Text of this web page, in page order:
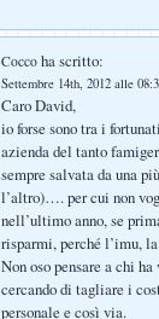
Cocco ha scritto:
Settembre 14th, 2012 alle
Caro David,
io forse sono tra i
azienda del tanto
sempre salvata da una
l’altro)…. per cui non
nell’ultimo anno, se
risparmi, perché l’imu,
Non oso pensare a chi
cercando di tagliare i
personale e così via.